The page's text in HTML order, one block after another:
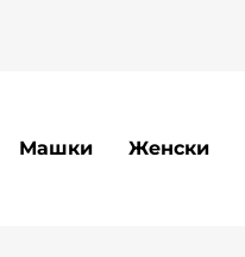
Машки Женски